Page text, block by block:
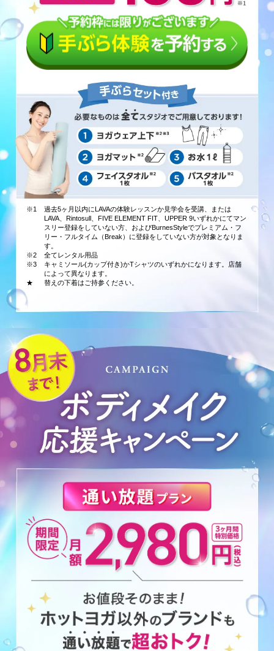
※1
過去5ヶ月以内にLAVAの体験レッスンか見学会を受講、または
LAVA、Rintosull、FIVE ELEMENT FIT、UPPER 9いずれかにてマン
スリー登録をしていない方、およびBurnesStyleでプレミアム・フ
リー・フルタイム（Break）に登録をしていない方が対象となりま
す。
※2
全てレンタル用品
※3
キャミソール(カップ付き)かTシャツのいずれかになります。店舗
によって異なります。
★
替えの下着はご持参ください。